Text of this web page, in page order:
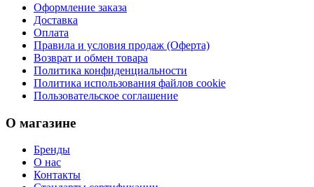
Оформление заказа
Доставка
Оплата
Правила и условия продаж (Оферта)
Возврат и обмен товара
Политика конфиденциальности
Политика использования файлов cookie
Пользовательское соглашение
О магазине
Бренды
О нас
Контакты